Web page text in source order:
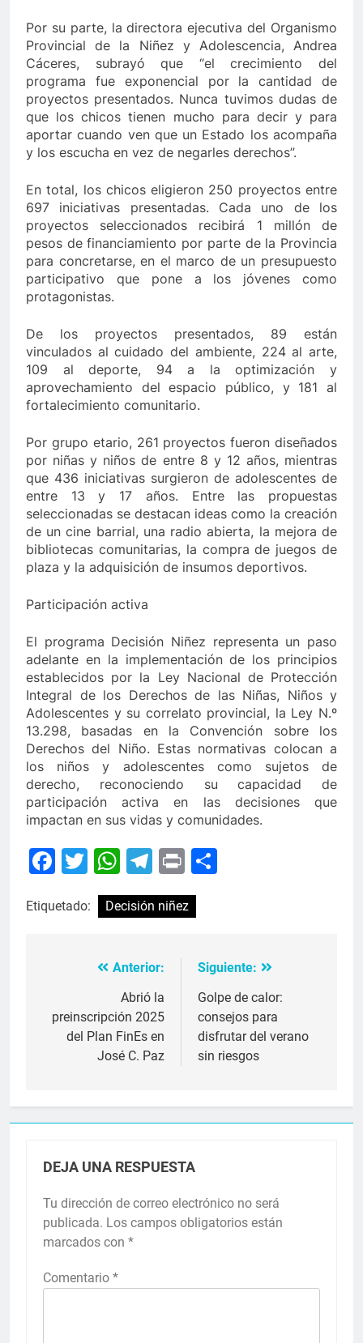
Por su parte, la directora ejecutiva del Organismo
Provincial de la Niñez y Adolescencia, Andrea
Cáceres, subrayó que “el crecimiento del
programa fue exponencial por la cantidad de
proyectos presentados. Nunca tuvimos dudas de
que los chicos tienen mucho para decir y para
aportar cuando ven que un Estado los acompaña
y los escucha en vez de negarles derechos”.
En total, los chicos eligieron 250 proyectos entre
697 iniciativas presentadas. Cada uno de los
proyectos seleccionados recibirá 1 millón de
pesos de financiamiento por parte de la Provincia
para concretarse, en el marco de un presupuesto
participativo que pone a los jóvenes como
protagonistas.
De los proyectos presentados, 89 están
vinculados al cuidado del ambiente, 224 al arte,
109 al deporte, 94 a la optimización y
aprovechamiento del espacio público, y 181 al
fortalecimiento comunitario.
Por grupo etario, 261 proyectos fueron diseñados
por niñas y niños de entre 8 y 12 años, mientras
que 436 iniciativas surgieron de adolescentes de
entre 13 y 17 años. Entre las propuestas
seleccionadas se destacan ideas como la creación
de un cine barrial, una radio abierta, la mejora de
bibliotecas comunitarias, la compra de juegos de
plaza y la adquisición de insumos deportivos.
Participación activa
El programa Decisión Niñez representa un paso
adelante en la implementación de los principios
establecidos por la Ley Nacional de Protección
Integral de los Derechos de las Niñas, Niños y
Adolescentes y su correlato provincial, la Ley N.º
13.298, basadas en la Convención sobre los
Derechos del Niño. Estas normativas colocan a
los niños y adolescentes como sujetos de
derecho, reconociendo su capacidad de
participación activa en las decisiones que
impactan en sus vidas y comunidades.
Facebook
Twitter
WhatsApp
Telegram
Print
Etiquetado: Decisión niñez
Navegación
entradas
Anterior:
Abrió la
preinscripción 2025
del Plan FinEs en
José C. Paz
Siguiente:
Golpe de calor:
consejos para
disfrutar del verano
sin riesgos
DEJA UNA RESPUESTA
Tu dirección de correo electrónico no será
publicada. Los campos obligatorios están
marcados con *
Comentario *